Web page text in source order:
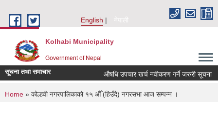
English
नेपाली
Kolhabi Municipality
Government of Nepal
सूचना तथा समाचार औषधि उपचार खर्च नवीकरण गर्ने जरुरी सूचना
You are here
Home » कोल्हवी नगरपालिकाको १५ औँ (हिउँदे) नगरसभा आज सम्पन्न ।